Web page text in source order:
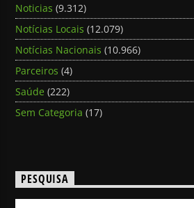
Noticias (9.312)
Notícias Locais (12.079)
Notícias Nacionais (10.966)
Parceiros (4)
Saúde (222)
Sem Categoria (17)
PESQUISA